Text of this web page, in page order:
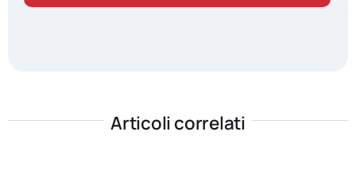
Articoli correlati